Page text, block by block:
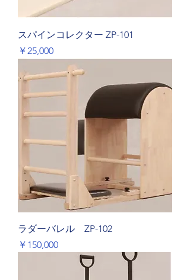
スパインコレクター ZP-101
価格
￥25,000
ラダーバレル ZP-102
価格
￥150,000